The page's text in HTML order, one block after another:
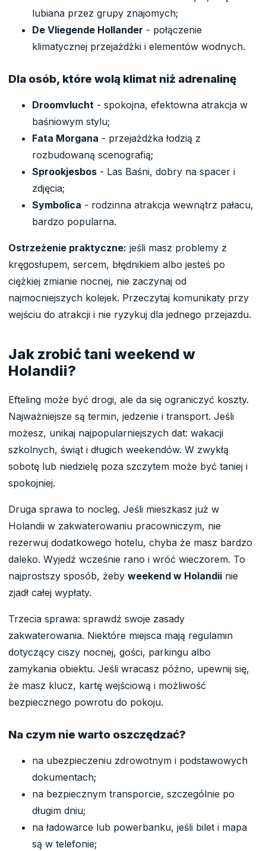
lubiana przez grupy znajomych;
De Vliegende Hollander - połączenie
klimatycznej przejażdżki i elementów wodnych.
Dla osób, które wolą klimat niż adrenalinę
Droomvlucht - spokojna, efektowna atrakcja w
baśniowym stylu;
Fata Morgana - przejażdżka łodzią z
rozbudowaną scenografią;
Sprookjesbos - Las Baśni, dobry na spacer i
zdjęcia;
Symbolica - rodzinna atrakcja wewnątrz pałacu,
bardzo popularna.
Ostrzeżenie praktyczne: jeśli masz problemy z
kręgosłupem, sercem, błędnikiem albo jesteś po
ciężkiej zmianie nocnej, nie zaczynaj od
najmocniejszych kolejek. Przeczytaj komunikaty przy
wejściu do atrakcji i nie ryzykuj dla jednego przejazdu.
Jak zrobić tani weekend w
Holandii?
Efteling może być drogi, ale da się ograniczyć koszty.
Najważniejsze są termin, jedzenie i transport. Jeśli
możesz, unikaj najpopularniejszych dat: wakacji
szkolnych, świąt i długich weekendów. W zwykłą
sobotę lub niedzielę poza szczytem może być taniej i
spokojniej.
Druga sprawa to nocleg. Jeśli mieszkasz już w
Holandii w zakwaterowaniu pracowniczym, nie
rezerwuj dodatkowego hotelu, chyba że masz bardzo
daleko. Wyjedź wcześnie rano i wróć wieczorem. To
najprostszy sposób, żeby weekend w Holandii nie
zjadł całej wypłaty.
Trzecia sprawa: sprawdź swoje zasady
zakwaterowania. Niektóre miejsca mają regulamin
dotyczący ciszy nocnej, gości, parkingu albo
zamykania obiektu. Jeśli wracasz późno, upewnij się,
że masz klucz, kartę wejściową i możliwość
bezpiecznego powrotu do pokoju.
Na czym nie warto oszczędzać?
na ubezpieczeniu zdrowotnym i podstawowych
dokumentach;
na bezpiecznym transporcie, szczególnie po
długim dniu;
na ładowarce lub powerbanku, jeśli bilet i mapa
są w telefonie;